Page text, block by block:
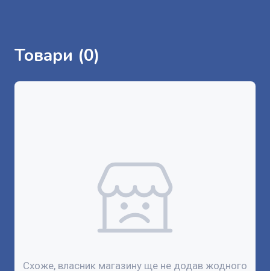
Товари (0)
Схоже, власник магазину ще не додав жодного